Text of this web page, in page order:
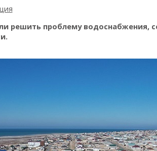
решить проблему водоснабжения,